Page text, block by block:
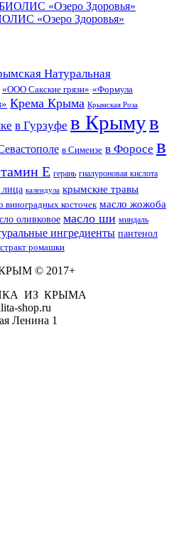
«Озеро Здоровья»
Натуральная
«ООО Сакские грязи» «Формула
Крема Крыма Крымская Роза
в Гурзуфе в Крымув
в Симеизе в Форосе в
Е герань гиалуроновая кислота
лица календула крымские травы
виноградных косточек масло жожоба
оливковое масло ши миндаль
ингредиенты пантенол
ромашки
© 2017+
ИЗ КРЫМА
shop.ru
Ленина 1